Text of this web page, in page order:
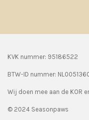
KVK nummer: 95186522
BTW-ID nummer:
Wij doen mee aan de KOR
© 2024 Seasonpaws